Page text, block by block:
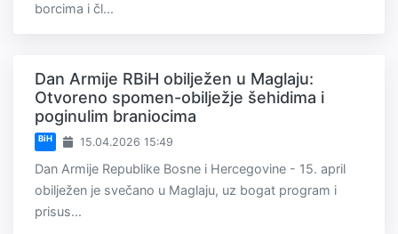
borcima i čl...
Dan Armije RBiH obilježen u Maglaju:
Otvoreno spomen-obilježje šehidima i
poginulim braniocima
BiH 15.04.2026 15:49
Dan Armije Republike Bosne i Hercegovine - 15. april
obilježen je svečano u Maglaju, uz bogat program i
prisus...